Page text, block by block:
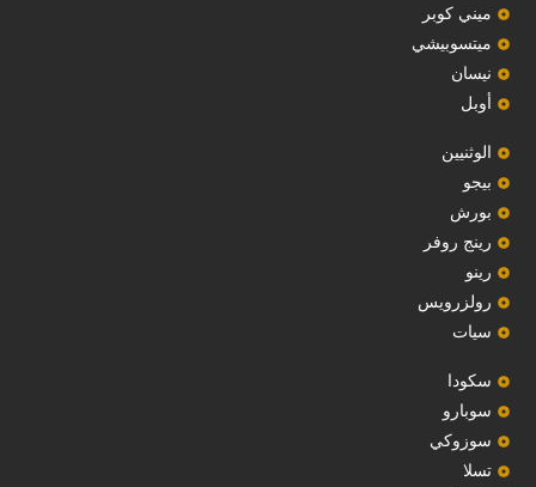
ميني كوبر
ميتسوبيشي
نيسان
أوبل
‏الوثنيين‏
بيجو
بورش
رينج روفر
رينو
رولزرويس
سيات
سكودا
‏سوبارو‏
سوزوكي
تسلا